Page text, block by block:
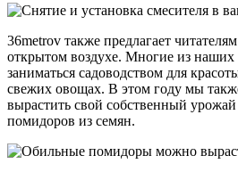
36metrov также предлагает
открытом воздухе. Многие из наших
заниматься садоводством для
свежих овощах. В этом году мы
вырастить свой собственный
помидоров из семян.